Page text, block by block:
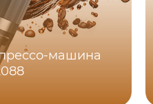
машина